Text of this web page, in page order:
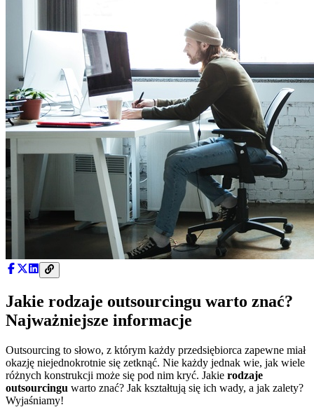
Jakie rodzaje outsourcingu warto znać?
Najważniejsze informacje
Outsourcing to słowo, z którym każdy przedsiębiorca zapewne miał
okazję niejednokrotnie się zetknąć. Nie każdy jednak wie, jak wiele
różnych konstrukcji może się pod nim kryć. Jakie rodzaje
outsourcingu warto znać? Jak kształtują się ich wady, a jak zalety?
Wyjaśniamy!